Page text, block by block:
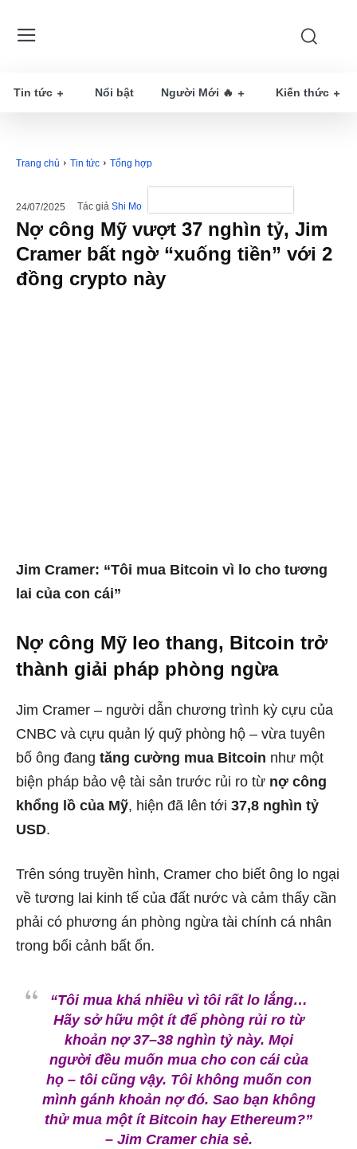
Tin tức Nổi bật Người Mới 🔥 Kiến thức
Trang chủ Tin tức Tổng hợp
24/07/2025 Tác giả Shi Mo
Nợ công Mỹ vượt 37 nghìn tỷ, Jim
Cramer bất ngờ “xuống tiền” với 2
đồng crypto này
Jim Cramer: “Tôi mua Bitcoin vì lo cho tương
lai của con cái”
Nợ công Mỹ leo thang, Bitcoin trở
thành giải pháp phòng ngừa
Jim Cramer – người dẫn chương trình kỳ cựu của
CNBC và cựu quản lý quỹ phòng hộ – vừa tuyên
bố ông đang tăng cường mua Bitcoin như một
biện pháp bảo vệ tài sản trước rủi ro từ nợ công
khổng lồ của Mỹ, hiện đã lên tới 37,8 nghìn tỷ
USD.
Trên sóng truyền hình, Cramer cho biết ông lo ngại
về tương lai kinh tế của đất nước và cảm thấy cần
phải có phương án phòng ngừa tài chính cá nhân
trong bối cảnh bất ổn.
“Tôi mua khá nhiều vì tôi rất lo lắng…
Hãy sở hữu một ít để phòng rủi ro từ
khoản nợ 37–38 nghìn tỷ này. Mọi
người đều muốn mua cho con cái của
họ – tôi cũng vậy. Tôi không muốn con
mình gánh khoản nợ đó. Sao bạn không
thử mua một ít Bitcoin hay Ethereum?”
– Jim Cramer chia sẻ.